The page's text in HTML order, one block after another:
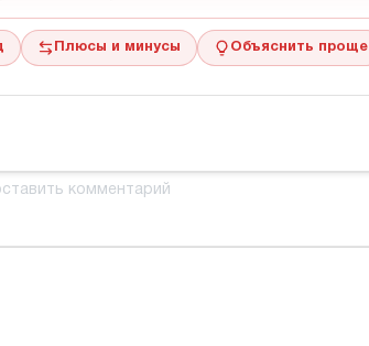
Плюсы и минусы Объяснить проще